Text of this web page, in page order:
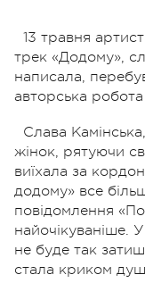
13 травня
трек «Додому»,
написала,
авторська
Слава
жінок, рятуючи
виїхала за
додому» все
повідомлення
найочікуваніше.
не буде так
стала криком